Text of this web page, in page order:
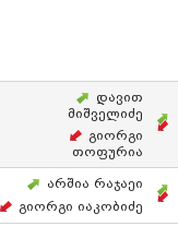
Დავით
Მიშველიძე
Გიორგი
Თოფურია
Არშია Რაჯაეი
Გიორგი Იაკობიძე